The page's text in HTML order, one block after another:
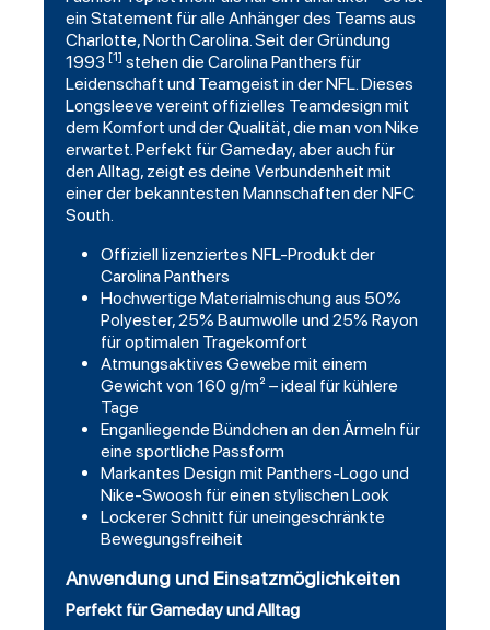
ein Statement für alle Anhänger des Teams aus
Charlotte, North Carolina. Seit der Gründung
1993 [1] stehen die Carolina Panthers für
Leidenschaft und Teamgeist in der NFL. Dieses
Longsleeve vereint offizielles Teamdesign mit
dem Komfort und der Qualität, die man von Nike
erwartet. Perfekt für Gameday, aber auch für
den Alltag, zeigt es deine Verbundenheit mit
einer der bekanntesten Mannschaften der NFC
South.
Offiziell lizenziertes NFL-Produkt der
Carolina Panthers
Hochwertige Materialmischung aus 50%
Polyester, 25% Baumwolle und 25% Rayon
für optimalen Tragekomfort
Atmungsaktives Gewebe mit einem
Gewicht von 160 g/m² – ideal für kühlere
Tage
Enganliegende Bündchen an den Ärmeln für
eine sportliche Passform
Markantes Design mit Panthers-Logo und
Nike-Swoosh für einen stylischen Look
Lockerer Schnitt für uneingeschränkte
Bewegungsfreiheit
Anwendung und Einsatzmöglichkeiten
Perfekt für Gameday und Alltag